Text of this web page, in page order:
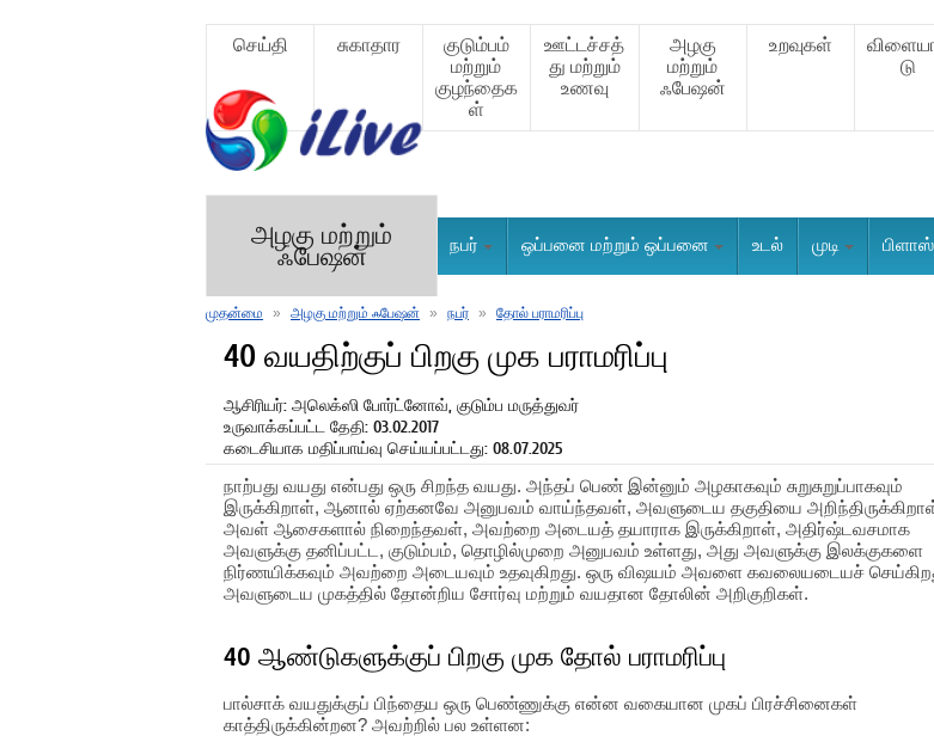
செய்தி சுகாதார
குடும்பம்
மற்றும்
குழந்தைக
ள்
ஊட்டச்சத்
து மற்றும்
உணவு
அழகு
மற்றும்
ஃபேஷன்
உறவுகள்
டு
அழகு மற்றும்
ஃபேஷன் நபர் ஒப்பனை மற்றும் ஒப்பனை உடல் முடி
முதன்மை » அழகு மற்றும் ஃபேஷன் » நபர் » தோல் பராமரிப்பு
40 வயதிற்குப் பிறகு முக பராமரிப்பு
ஆசிரியர்: அலெக்ஸி போர்ட்னோவ், குடும்ப மருத்துவர்
உருவாக்கப்பட்ட தேதி: 03.02.2017
கடைசியாக மதிப்பாய்வு செய்யப்பட்டது: 08.07.2025
நாற்பது வயது என்பது ஒரு சிறந்த வயது. அந்தப் பெண் இன்னும் அழகாகவும் சுறுசுறுப்பாகவும்
இருக்கிறாள், ஆனால் ஏற்கனவே அனுபவம் வாய்ந்தவள், அவளுடைய தகுதியை
அவள் ஆசைகளால் நிறைந்தவள், அவற்றை அடையத் தயாராக இருக்கிறாள், அதிர்ஷ்டவசமாக
அவளுக்கு தனிப்பட்ட, குடும்பம், தொழில்முறை அனுபவம் உள்ளது, அது அவளுக்கு இலக்குகளை
நிர்ணயிக்கவும் அவற்றை அடையவும் உதவுகிறது. ஒரு விஷயம் அவளை கவலையடையச்
அவளுடைய முகத்தில் தோன்றிய சோர்வு மற்றும் வயதான தோலின் அறிகுறிகள்.
40 ஆண்டுகளுக்குப் பிறகு முக தோல் பராமரிப்பு
பால்சாக் வயதுக்குப் பிந்தைய ஒரு பெண்ணுக்கு என்ன வகையான முகப் பிரச்சினைகள்
காத்திருக்கின்றன? அவற்றில் பல உள்ளன: